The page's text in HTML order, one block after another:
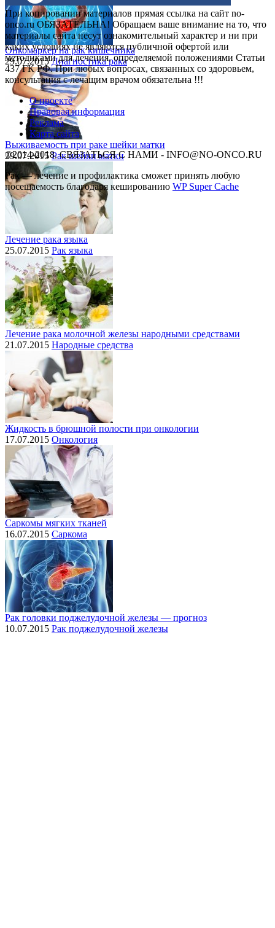
Онкомаркер на рак кишечника
29.07.2015 Диагностика рака
Выживаемость при раке шейки матки
29.07.2015 Рак шейки матки
Лечение рака языка
25.07.2015 Рак языка
Лечение рака молочной железы народными средствами
21.07.2015 Народные средства
Жидкость в брюшной полости при онкологии
17.07.2015 Онкология
Саркомы мягких тканей
16.07.2015 Саркома
Рак головки поджелудочной железы — прогноз
10.07.2015 Рак поджелудочной железы
При копировании материалов прямая ссылка на сайт no-
onco.ru ОБЯЗАТЕЛЬНА! Обращаем ваше внимание на то, что
материалы сайта несут ознакомительный характер и ни при
каких условиях не являются публичной офертой или
методиками для лечения, определяемой положениями Статьи
437 ГК РФ. При любых вопросах, связанных со здоровьем,
консультация с лечащим врачом обязательна !!!
О проекте
Правовая информация
Реклама
Карта сайта
©2014-2018, СВЯЗАТЬСЯ С НАМИ - INFO@NO-ONCO.RU
Рак — лечение и профилактика cможет принять любую
посещаемость благодаря кешированию WP Super Cache